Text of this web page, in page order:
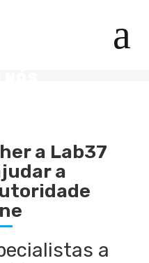
a Lab37
a
a